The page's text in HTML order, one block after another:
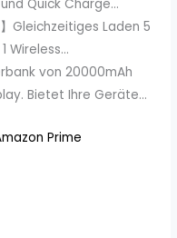
Quick Charge...
Gleichzeitiges Laden 5
Wireless...
von 20000mAh
Bietet Ihre Geräte...